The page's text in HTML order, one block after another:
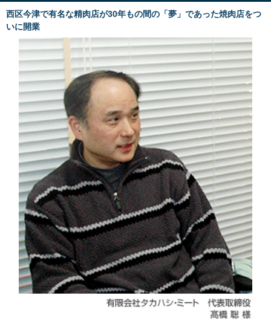
西区今津で有名な精肉店が30年もの間の「夢」であった焼肉店をつ
いに開業